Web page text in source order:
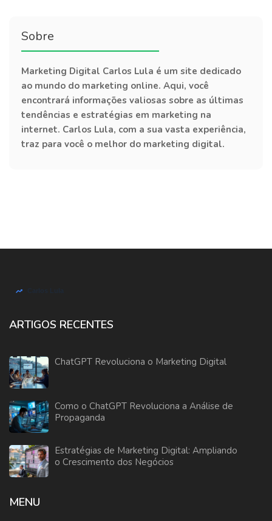
Sobre
Marketing Digital Carlos Lula é um site dedicado
ao mundo do marketing online. Aqui, você
encontrará informações valiosas sobre as últimas
tendências e estratégias em marketing na
internet. Carlos Lula, com a sua vasta experiência,
traz para você o melhor do marketing digital.
ARTIGOS RECENTES
ChatGPT Revoluciona o Marketing Digital
Como o ChatGPT Revoluciona a Análise de
Propaganda
Estratégias de Marketing Digital: Ampliando
o Crescimento dos Negócios
MENU